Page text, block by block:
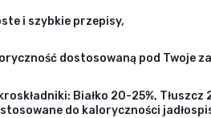
i szybkie przepisy,
dostosowaną pod Twoje
Białko 20-25%,
do kaloryczności